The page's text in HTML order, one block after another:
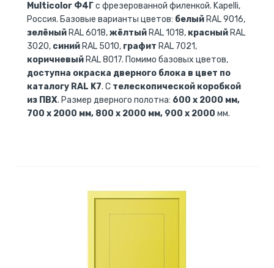
Multicolor Ф4Гс фрезерованной филенкой. Kapelli,
Россия. Базовые варианты цветов: белый RAL 9016,
зелёный RAL 6018,жёлтый RAL 1018, красный RAL
3020, синий RAL 5010, графит RAL 7021,
коричневый RAL 8017. Помимо базовых цветов,
доступна окраска дверного блока в цвет по
каталогу RAL K7. С телескопической коробкой
из ПВХ. Размер дверного полотна: 600 x 2000 мм,
700 x 2000 мм, 800 x 2000 мм, 900 x 2000 мм.